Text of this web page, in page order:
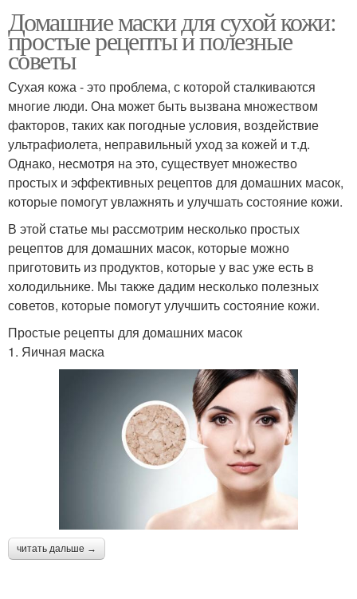
Домашние маски для сухой кожи:
простые рецепты и полезные
советы
Сухая кожа - это проблема, с которой сталкиваются
многие люди. Она может быть вызвана множеством
факторов, таких как погодные условия, воздействие
ультрафиолета, неправильный уход за кожей и т.д.
Однако, несмотря на это, существует множество
простых и эффективных рецептов для домашних масок,
которые помогут увлажнять и улучшать состояние кожи.
В этой статье мы рассмотрим несколько простых
рецептов для домашних масок, которые можно
приготовить из продуктов, которые у вас уже есть в
холодильнике. Мы также дадим несколько полезных
советов, которые помогут улучшить состояние кожи.
Простые рецепты для домашних масок
1. Яичная маска
читать дальше →